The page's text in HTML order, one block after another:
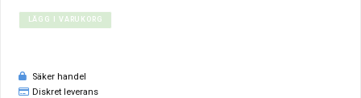
LÄGG I VARUKORG
Säker handel
Diskret leverans